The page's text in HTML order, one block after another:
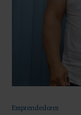
Emprendedores